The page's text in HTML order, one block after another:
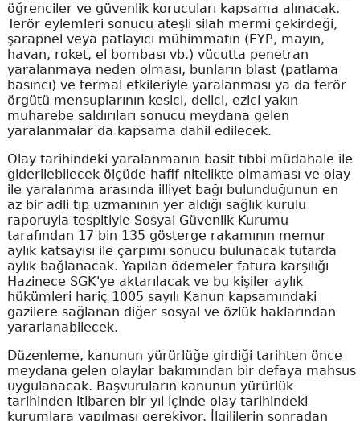
öğrenciler ve güvenlik korucuları kapsama alınacak.
Terör eylemleri sonucu ateşli silah mermi çekirdeği,
şarapnel veya patlayıcı mühimmatın (EYP, mayın,
havan, roket, el bombası vb.) vücutta penetran
yaralanmaya neden olması, bunların blast (patlama
basıncı) ve termal etkileriyle yaralanması ya da terör
örgütü mensuplarının kesici, delici, ezici yakın
muharebe saldırıları sonucu meydana gelen
yaralanmalar da kapsama dahil edilecek.
Olay tarihindeki yaralanmanın basit tıbbi müdahale ile
giderilebilecek ölçüde hafif nitelikte olmaması ve olay
ile yaralanma arasında illiyet bağı bulunduğunun en
az bir adli tıp uzmanının yer aldığı sağlık kurulu
raporuyla tespitiyle Sosyal Güvenlik Kurumu
tarafından 17 bin 135 gösterge rakamının memur
aylık katsayısı ile çarpımı sonucu bulunacak tutarda
aylık bağlanacak. Yapılan ödemeler fatura karşılığı
Hazinece SGK'ye aktarılacak ve bu kişiler aylık
hükümleri hariç 1005 sayılı Kanun kapsamındaki
gazilere sağlanan diğer sosyal ve özlük haklarından
yararlanabilecek.
Düzenleme, kanunun yürürlüğe girdiği tarihten önce
meydana gelen olaylar bakımından bir defaya mahsus
uygulanacak. Başvuruların kanunun yürürlük
tarihinden itibaren bir yıl içinde olay tarihindeki
kurumlara yapılması gerekiyor. İlgililerin sonradan